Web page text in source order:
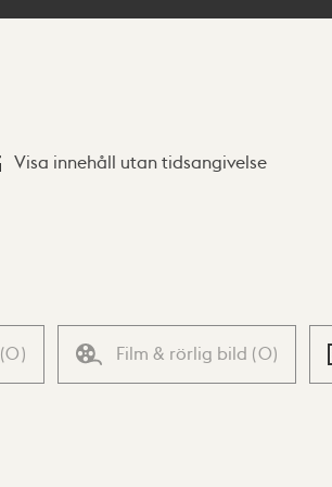
Visa innehåll utan tidsangivelse
(0) Film & rörlig bild (0)